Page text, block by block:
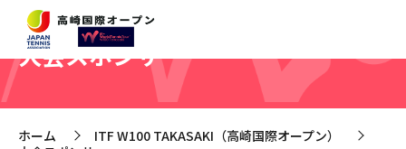
大会スポンサー
ホーム >
ITF W100 TAKASAKI（高崎国際オープン）